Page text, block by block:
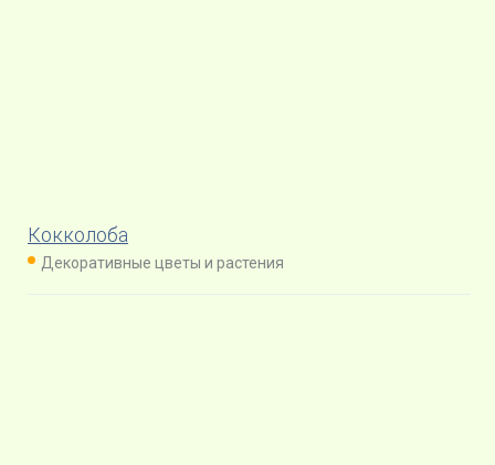
Кокколоба
Декоративные цветы и растения